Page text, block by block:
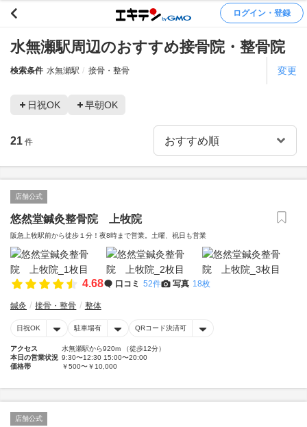
ログイン・登録
水無瀬駅周辺のおすすめ接骨院・整骨院
検索条件 水無瀬駅 接骨・整骨 変更
日祝OK 早朝OK
21 件
店舗公式
悠然堂鍼灸整骨院 上牧院
阪急上牧駅前から徒歩１分！夜8時まで営業。土曜、祝日も営業
4.68 口コミ 52件 写真 18枚
鍼灸 接骨・整骨 整体
日祝OK 駐車場有 QRコード決済可
アクセス
水無瀬駅から920m （徒歩12分）
本日の営業状況 9:30〜12:30 15:00〜20:00
価格帯
￥500〜￥10,000
店舗公式